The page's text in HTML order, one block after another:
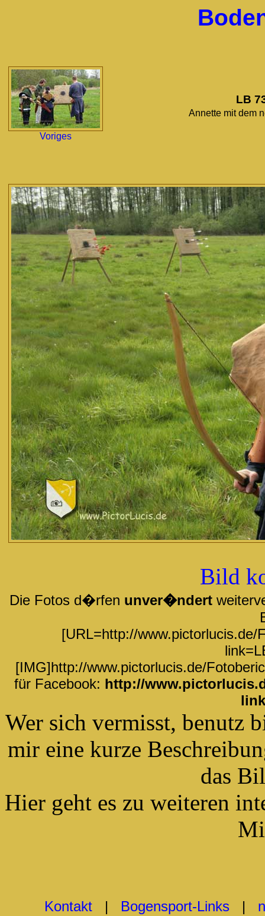
Voriges
LB
Annette mit dem
Bild
Die Fotos d�rfen unver�ndert
[URL=http://www.pictorlucis.de/
[IMG]http://www.pictorlucis.de/
für Facebook: http://
Wer sich vermisst, benutz
mir eine kurze
das
Hier geht es zu weiteren
Kontakt| Bogensport-Links |